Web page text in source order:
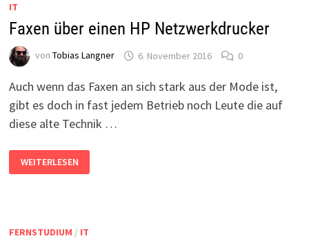
IT
Faxen über einen HP Netzwerkdrucker
von Tobias Langner 6. November 2016 0
Auch wenn das Faxen an sich stark aus der Mode ist,
gibt es doch in fast jedem Betrieb noch Leute die auf
diese alte Technik …
ÜBER
EINEN
WEITERLESEN
FERNSTUDIUM / IT